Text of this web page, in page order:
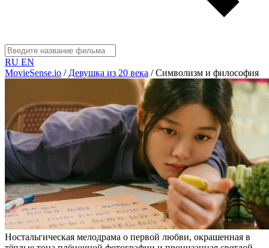
RU EN
MovieSense.io / Девушка из 20 века / Символизм и философия
Ностальгическая мелодрама о первой любви, окрашенная в